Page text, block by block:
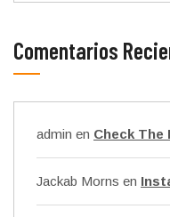
Comentarios
admin en Check The
Jackab Morns en